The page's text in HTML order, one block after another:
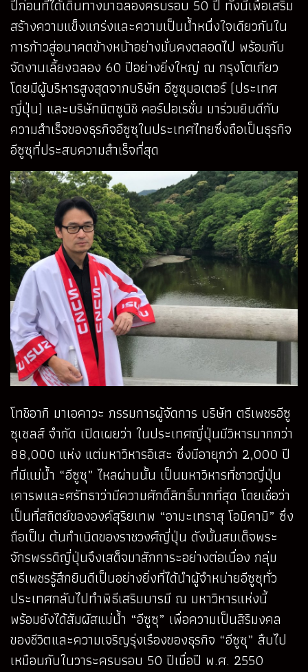
ปีก่อนที่ได้เดินทางมาฉลองครบรอบ 50 ปี ทั้งนี้เพื่อเสริม
สร้างความแข็งแกร่งและความเป็นน้ำหนึ่งใจเดียวกันใน
การก้าวสู่อนาคตข้างหน้าอย่างมั่นคงตลอดไป พร้อมกับ
จัดงานเลี้ยงฉลอง 60 ปีอย่างยิ่งใหญ่ ณ กรุงโตเกียว
โดยมีผู้บริหารสูงสุดจากบริษัท อีซูซุมอเตอร์ (ประเทศ
ญี่ปุ่น) และบริษัทมิตซูบิชิ คอร์ปอเรชั่น มาร่วมยินดีกับ
ความสำเร็จของธุรกิจอีซูซุในประเทศไทยซึ่งถือเป็นธุรกิจ
อีซูซุที่ประสบความสำเร็จที่สุด
โทชิอากิ มาเอคาวะ กรรมการผู้จัดการ บริษัท ตรีเพชรอีซู
ซุเซลส์ จำกัด เปิดเผยว่า ในประเทศญี่ปุ่นมีวิหารมากกว่า
88,000 แห่ง แต่มหาวิหารอิเสะ ซึ่งมีอายุกว่า 2,000 ปี
ที่มีแม่น้ำ “อีซูซุ” ไหลผ่านนั้น เป็นมหาวิหารที่ชาวญี่ปุ่น
เคารพและศรัทธาว่ามีความศักดิ์สิทธิ์มากที่สุด โดยเชื่อว่า
เป็นที่สถิตย์ขององค์สุริยเทพ “อามะเทราสุ โอมิคามิ” ซึ่ง
ถือเป็น ต้นกำเนิดของราชวงศ์ญี่ปุ่น ดังนั้นสมเด็จพระ
จักรพรรดิญี่ปุ่นจึงเสด็จมาสักการะอย่างต่อเนื่อง กลุ่ม
ตรีเพชรรู้สึกยินดีเป็นอย่างยิ่งที่ได้นำผู้จำหน่ายอีซูซุทั่ว
ประเทศกลับไปทำพิธีเสริมบารมี ณ มหาวิหารแห่งนี้
พร้อมยังได้สัมผัสแม่น้ำ “อีซูซุ” เพื่อความเป็นสิริมงคล
ของชีวิตและความเจริญรุ่งเรืองของธุรกิจ “อีซูซุ” สืบไป
เหมือนกับในวาระครบรอบ 50 ปีเมื่อปี พ.ศ. 2550